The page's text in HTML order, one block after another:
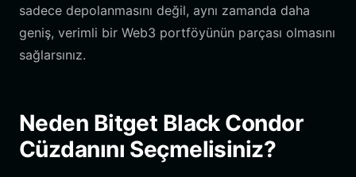
sadece depolanmasını değil, aynı zamanda daha
geniş, verimli bir Web3 portföyünün parçası olmasını
sağlarsınız.
Neden Bitget Black Condor
Cüzdanını Seçmelisiniz?